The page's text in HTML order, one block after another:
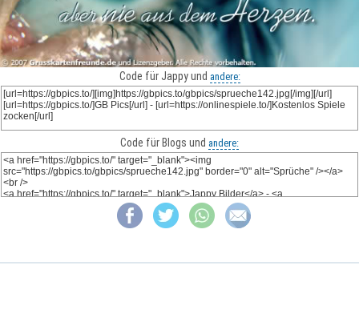
Code für Jappy und andere:
Code für Blogs und andere: